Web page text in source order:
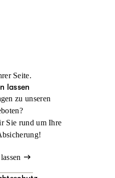
Seite.
lassen
zu unseren
Sie rund um Ihre